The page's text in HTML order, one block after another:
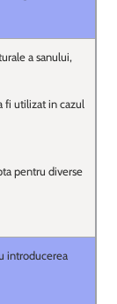
a sanului,
fi utilizat in cazul
pentru diverse
introducerea